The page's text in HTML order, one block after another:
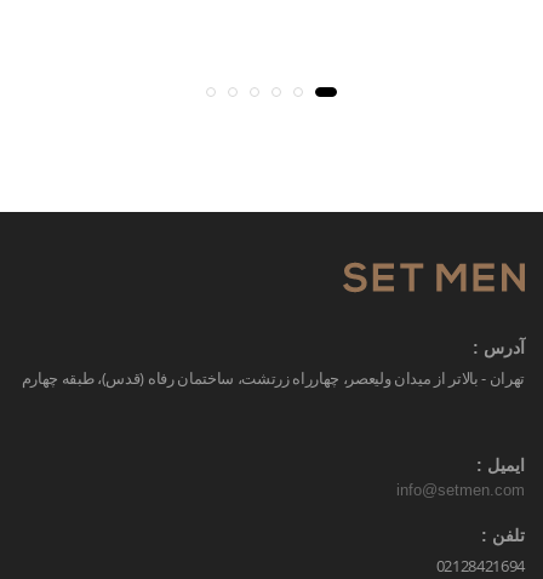
آدرس :
تهران - بالاتر از میدان ولیعصر، چهارراه زرتشت، ساختمان رفاه (قدس)، طبقه چهارم
ایمیل :
info@setmen.com
تلفن :
02128421694